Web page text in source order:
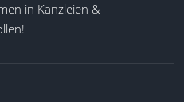
in Kanzleien &